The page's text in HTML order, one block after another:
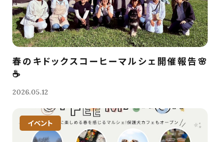
春のキドックスコーヒーマルシェ開催報告🌸
☕️
2026.05.12
イベント